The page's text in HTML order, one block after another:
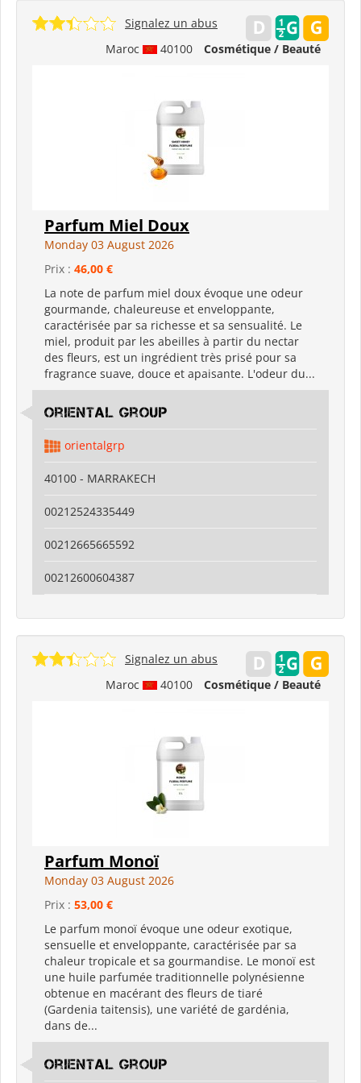
Maroc 40100 Cosmétique / Beauté
Signalez un abus
Parfum Miel Doux
Monday 03 August 2026
Prix : 46,00 €
La note de parfum miel doux évoque une odeur
gourmande, chaleureuse et enveloppante,
caractérisée par sa richesse et sa sensualité. Le
miel, produit par les abeilles à partir du nectar
des fleurs, est un ingrédient très prisé pour sa
fragrance suave, douce et apaisante. L'odeur du...
Oriental Group
orientalgrp
40100 - MARRAKECH
00212524335449
00212665665592
00212600604387
Maroc 40100 Cosmétique / Beauté
Signalez un abus
Parfum Monoï
Monday 03 August 2026
Prix : 53,00 €
Le parfum monoï évoque une odeur exotique,
sensuelle et enveloppante, caractérisée par sa
chaleur tropicale et sa gourmandise. Le monoï est
une huile parfumée traditionnelle polynésienne
obtenue en macérant des fleurs de tiaré
(Gardenia taitensis), une variété de gardénia,
dans de...
Oriental Group